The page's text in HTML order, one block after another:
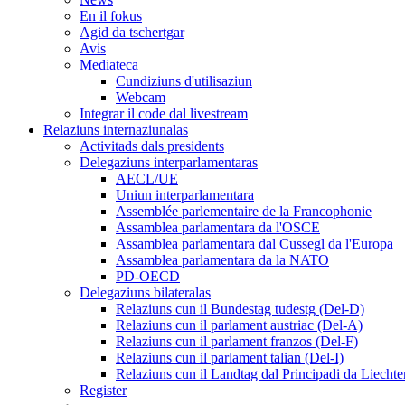
En il fokus
Agid da tschertgar
Avis
Mediateca
Cundiziuns d'utilisaziun
Webcam
Integrar il code dal livestream
Relaziuns internaziunalas
Activitads dals presidents
Delegaziuns interparlamentaras
AECL/UE
Uniun interparlamentara
Assemblée parlementaire de la Francophonie
Assamblea parlamentara da l'OSCE
Assamblea parlamentara dal Cussegl da l'Europa
Assamblea parlamentara da la NATO
PD-OECD
Delegaziuns bilateralas
Relaziuns cun il Bundestag tudestg (Del-D)
Relaziuns cun il parlament austriac (Del-A)
Relaziuns cun il parlament franzos (Del-F)
Relaziuns cun il parlament talian (Del-I)
Relaziuns cun il Landtag dal Principadi da
Register